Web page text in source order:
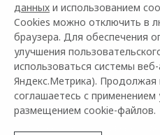
Горячая линия OMODA:
данных и использованием
Cookies можно отключить в
браузера. Для обеспечения
улучшения
использоваться системы
Яндекс.Метрика). Продолжая
соглашаетесь с применением
размещением cookie-файлов.